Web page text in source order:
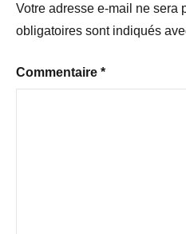
Votre adresse e-mail ne sera
obligatoires sont indiqués
Commentaire *